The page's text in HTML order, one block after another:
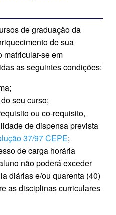
de graduação da
de sua
matricular-se em
as seguintes condições:
seu curso;
ou co-requisito,
de dispensa prevista
37/97 CEPE;
de carga horária
não poderá exceder
diárias e/ou quarenta (40)
as disciplinas curriculares